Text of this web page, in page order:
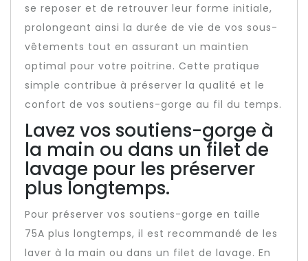
se reposer et de retrouver leur forme initiale,
prolongeant ainsi la durée de vie de vos sous-
vêtements tout en assurant un maintien
optimal pour votre poitrine. Cette pratique
simple contribue à préserver la qualité et le
confort de vos soutiens-gorge au fil du temps.
Lavez vos soutiens-gorge à
la main ou dans un filet de
lavage pour les préserver
plus longtemps.
Pour préserver vos soutiens-gorge en taille
75A plus longtemps, il est recommandé de les
laver à la main ou dans un filet de lavage. En